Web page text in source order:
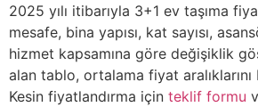
2025 yılı itibarıyla 3+1 ev taşıma
mesafe, bina yapısı, kat sayısı,
hizmet kapsamına göre değişiklik
alan tablo, ortalama fiyat
Kesin fiyatlandırma için teklif formu